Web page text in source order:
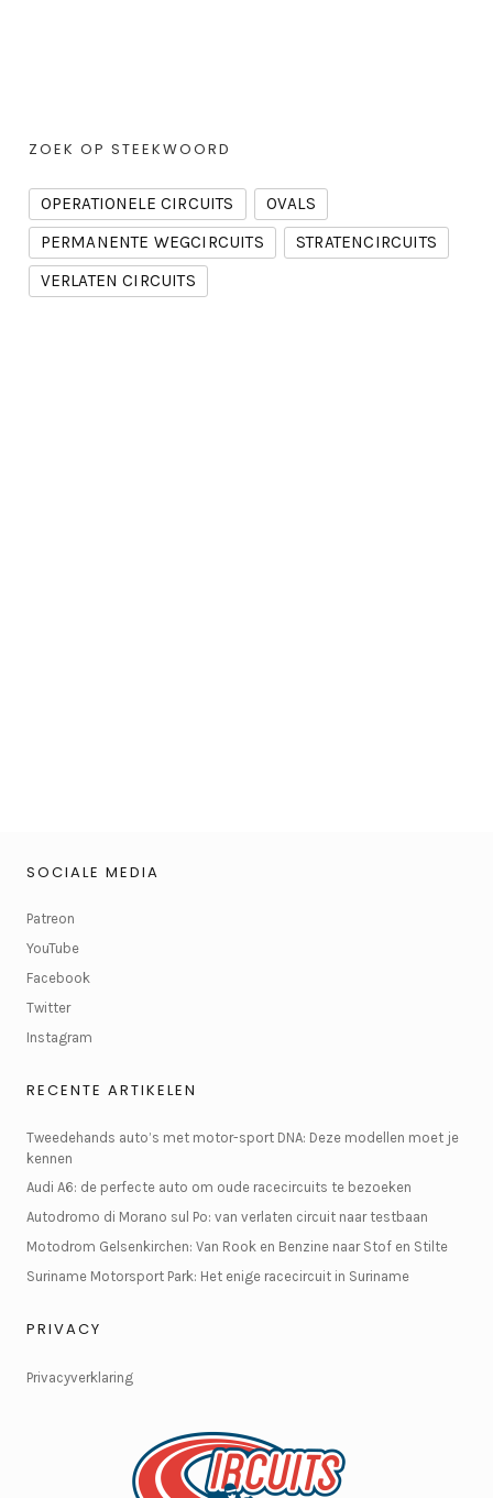
ZOEK OP STEEKWOORD
OPERATIONELE CIRCUITS
OVALS
PERMANENTE WEGCIRCUITS
STRATENCIRCUITS
VERLATEN CIRCUITS
SOCIALE MEDIA
Patreon
YouTube
Facebook
Twitter
Instagram
RECENTE ARTIKELEN
Tweedehands auto’s met motor-sport DNA: Deze modellen moet je
kennen
Audi A6: de perfecte auto om oude racecircuits te bezoeken
Autodromo di Morano sul Po: van verlaten circuit naar testbaan
Motodrom Gelsenkirchen: Van Rook en Benzine naar Stof en Stilte
Suriname Motorsport Park: Het enige racecircuit in Suriname
PRIVACY
Privacyverklaring